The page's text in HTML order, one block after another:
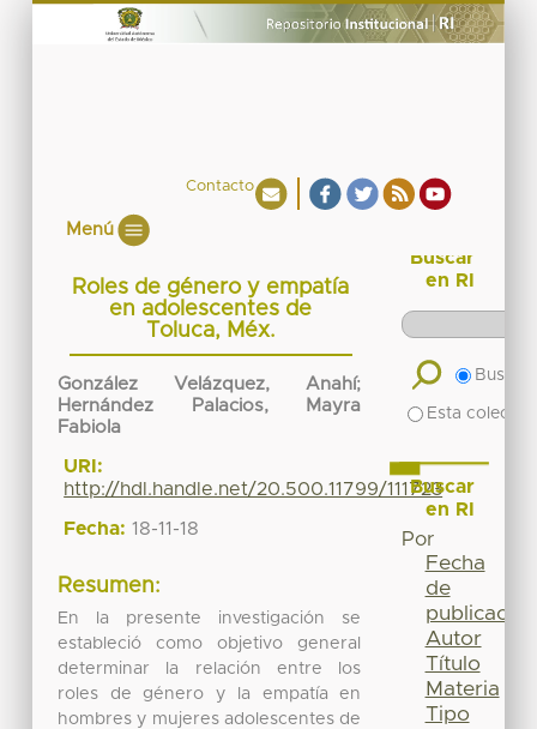
Contacto
Menú
Roles de género y empatía
en adolescentes de
Toluca, Méx.
González Velázquez, Anahí;
Hernández Palacios, Mayra
Fabiola
URI:
http://hdl.handle.net/20.500.11799/111723
Fecha: 18-11-18
Resumen:
En la presente investigación se
estableció como objetivo general
determinar la relación entre los
roles de género y la empatía en
hombres y mujeres adolescentes de
Buscar
en RI
Buscar
Esta
Buscar
en RI
Por
Fecha
de
publicación
Autor
Título
Materia
Tipo